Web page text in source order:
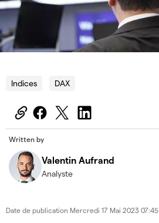
Indices DAX
Written by
Valentin Aufrand
Analyste
Date de publication Mercredi 17 Mai 2023 07:45